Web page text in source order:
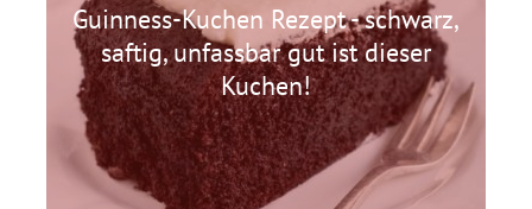
Guinness-Kuchen Rezept - schwarz,
saftig, unfassbar gut ist dieser
Kuchen!